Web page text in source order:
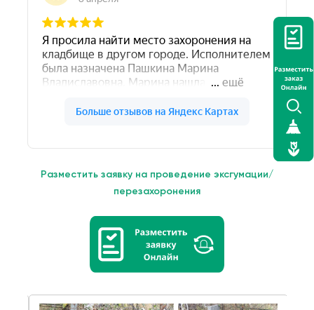
Разместить заявку на проведение эксгумации/
перезахоронения